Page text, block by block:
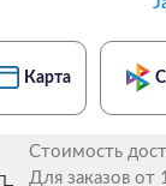
Карта
Стоимость
Для заказов от